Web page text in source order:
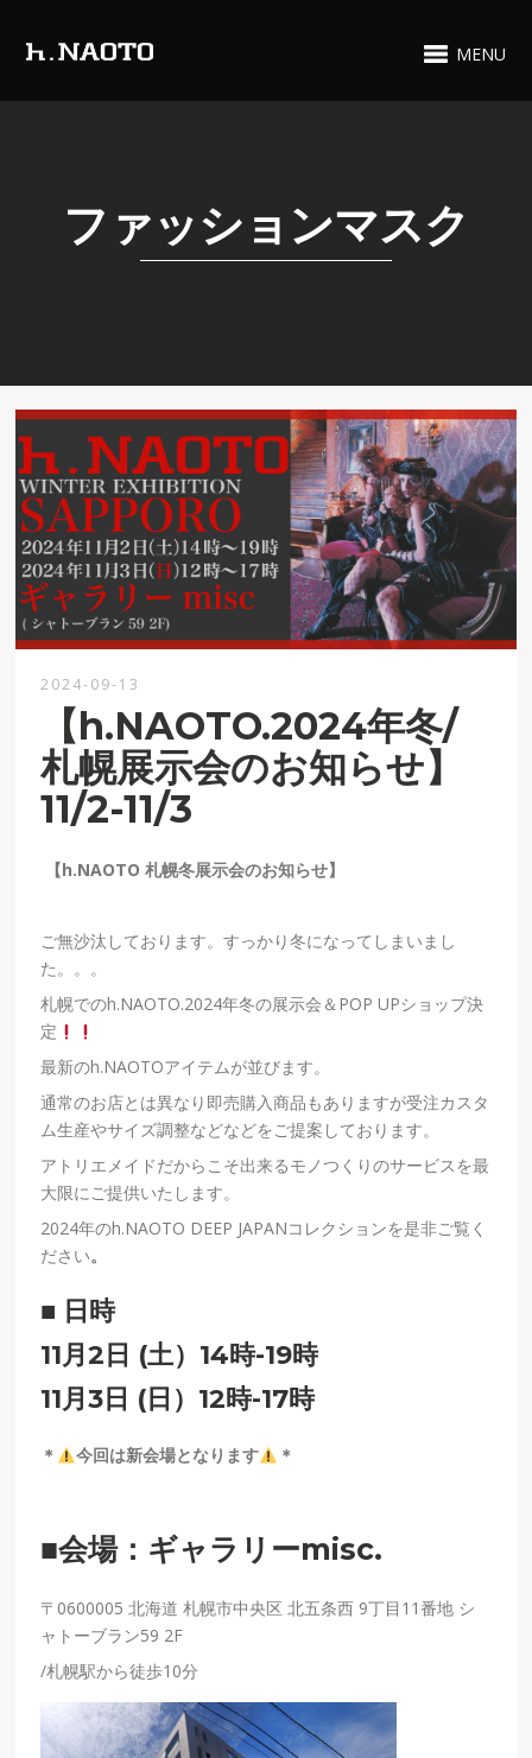
MENU
ファッションマスク
2024-09-13
【h.NAOTO.2024年冬/
札幌展示会のお知らせ】
11/2-11/3
【h.NAOTO 札幌冬展示会のお知らせ】
ご無沙汰しております。すっかり冬になってしまいまし
た。。。
札幌でのh.NAOTO.2024年冬の展示会＆POP UPショップ決
定
最新のh.NAOTOアイテムが並びます。
通常のお店とは異なり即売購入商品もありますが受注カスタ
ム生産やサイズ調整などなどをご提案しております。
アトリエメイドだからこそ出来るモノつくりのサービスを最
大限にご提供いたします。
2024年のh.NAOTO DEEP JAPANコレクションを是非ご覧く
ださい。
■ 日時
11月2日 (土）14時-19時
11月3日 (日）12時-17時
＊ 今回は新会場となります ＊
■会場：ギャラリーmisc.
〒0600005 北海道 札幌市中央区 北五条西 9丁目11番地 シ
ャトーブラン59 2F
/札幌駅から徒歩10分